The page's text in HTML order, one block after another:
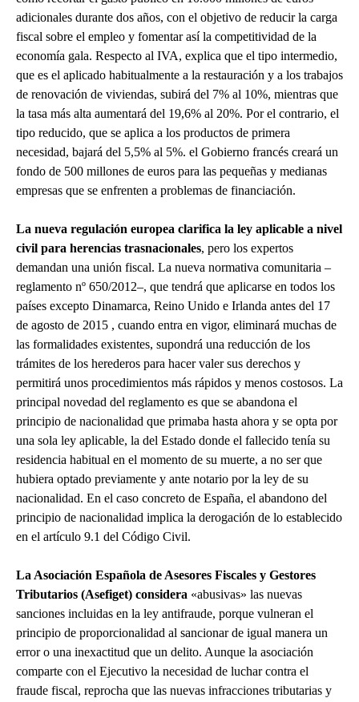
adicionales durante dos años, con el objetivo de reducir la carga
fiscal sobre el empleo y fomentar así la competitividad de la
economía gala. Respecto al IVA, explica que el tipo intermedio,
que es el aplicado habitualmente a la restauración y a los trabajos
de renovación de viviendas, subirá del 7% al 10%, mientras que
la tasa más alta aumentará del 19,6% al 20%. Por el contrario, el
tipo reducido, que se aplica a los productos de primera
necesidad, bajará del 5,5% al 5%. el Gobierno francés creará un
fondo de 500 millones de euros para las pequeñas y medianas
empresas que se enfrenten a problemas de financiación.
La nueva regulación europea clarifica la ley aplicable a nivel
civil para herencias trasnacionales, pero los expertos
demandan una unión fiscal. La nueva normativa comunitaria –
reglamento nº 650/2012–, que tendrá que aplicarse en todos los
países excepto Dinamarca, Reino Unido e Irlanda antes del 17
de agosto de 2015 , cuando entra en vigor, eliminará muchas de
las formalidades existentes, supondrá una reducción de los
trámites de los herederos para hacer valer sus derechos y
permitirá unos procedimientos más rápidos y menos costosos. La
principal novedad del reglamento es que se abandona el
principio de nacionalidad que primaba hasta ahora y se opta por
una sola ley aplicable, la del Estado donde el fallecido tenía su
residencia habitual en el momento de su muerte, a no ser que
hubiera optado previamente y ante notario por la ley de su
nacionalidad. En el caso concreto de España, el abandono del
principio de nacionalidad implica la derogación de lo establecido
en el artículo 9.1 del Código Civil.
La Asociación Española de Asesores Fiscales y Gestores
Tributarios (Asefiget) considera «abusivas» las nuevas
sanciones incluidas en la ley antifraude, porque vulneran el
principio de proporcionalidad al sancionar de igual manera un
error o una inexactitud que un delito. Aunque la asociación
comparte con el Ejecutivo la necesidad de luchar contra el
fraude fiscal, reprocha que las nuevas infracciones tributarias y